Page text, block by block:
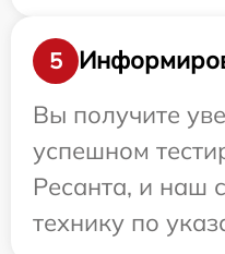
5
Вы получите
успешном
Ресанта, и наш
технику по